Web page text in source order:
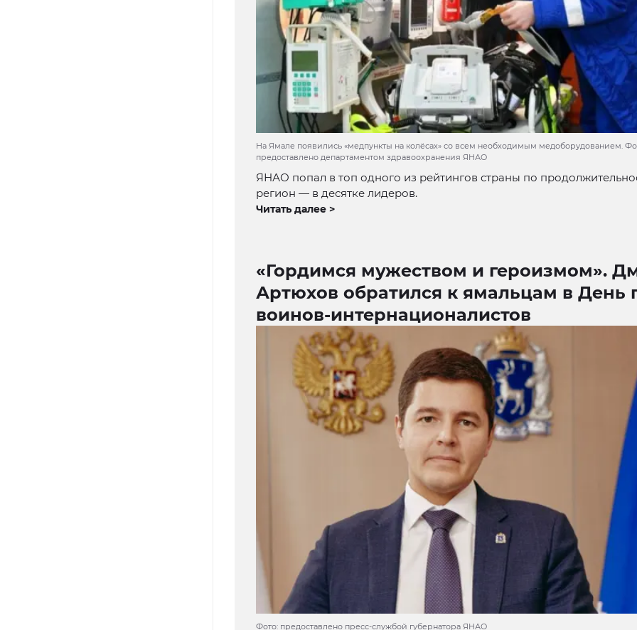
На Ямале появились «медпункты на колёсах» со всем необходимым медоборудованием.
предоставлено департаментом здравоохранения ЯНАО
ЯНАО попал в топ одного из рейтингов страны по
регион — в десятке лидеров.
Читать далее >
«Гордимся мужеством и героизмом».
Артюхов обратился к ямальцам в День
воинов-интернационалистов
Фото: предоставлено пресс-службой губернатора ЯНАО